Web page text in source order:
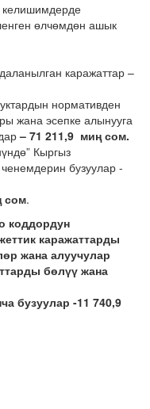
келишимдерде
өлчөмдөн ашык
каражаттар –
нормативден
жана эсепке алынууга
– 71 211,9 миң сом.
Кыргыз
бузуулар -
сом.
коддордун
каражаттарды
жана алуучулар
бөлүү жана
бузуулар -11 740,9